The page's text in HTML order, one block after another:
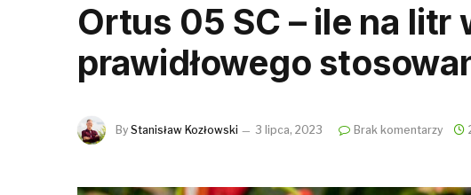
Ortus 05 SC – ile na litr
prawidłowego
By Stanisław Kozłowski 3 lipca, 2023 Brak komentarzy